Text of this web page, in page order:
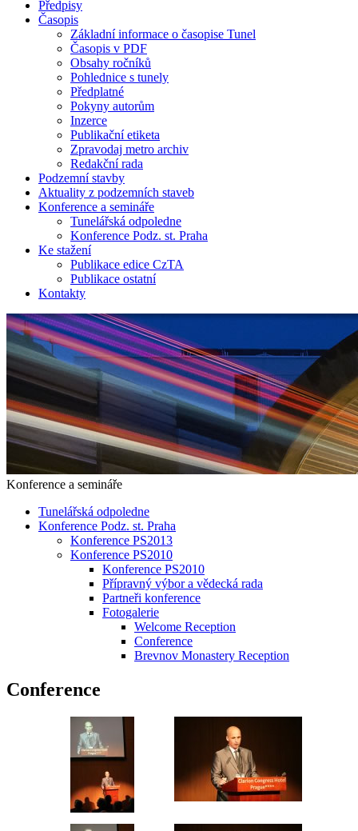
Předpisy
Časopis
Základní informace o časopise Tunel
Časopis v PDF
Obsahy ročníků
Pohlednice s tunely
Předplatné
Pokyny autorům
Inzerce
Publikační etiketa
Zpravodaj metro archiv
Redakční rada
Podzemní stavby
Aktuality z podzemních staveb
Konference a semináře
Tunelářská odpoledne
Konference Podz. st. Praha
Ke stažení
Publikace edice CzTA
Publikace ostatní
Kontakty
Konference a semináře
Tunelářská odpoledne
Konference Podz. st. Praha
Konference PS2013
Konference PS2010
Konference PS2010
Přípravný výbor a vědecká rada
Partneři konference
Fotogalerie
Welcome Reception
Conference
Brevnov Monastery Reception
Conference